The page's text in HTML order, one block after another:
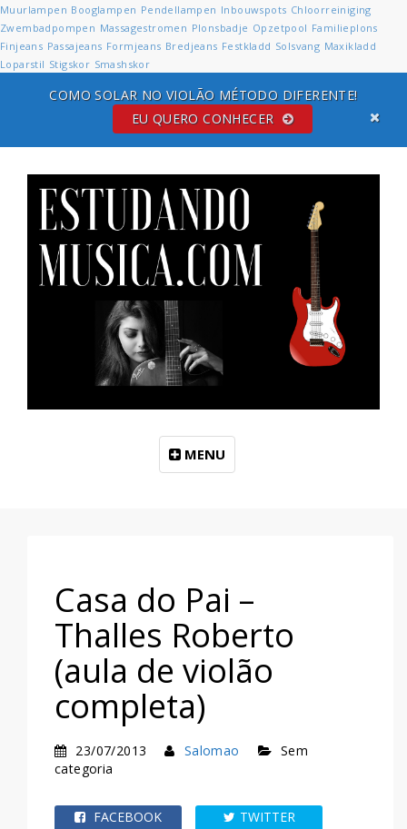
Muurlampen Booglampen Pendellampen Inbouwspots Chloorreiniging
Zwembadpompen Massagestromen Plonsbadje Opzetpool Familieplons
Finjeans Passajeans Formjeans Bredjeans Festkladd Solsvang Maxikladd
Loparstil Stigskor Smashskor
EU QUERO CONHECER
MENU
Casa do Pai –
Thalles Roberto
(aula de violão
completa)
23/07/2013 Salomao
Sem
categoria
FACEBOOK TWITTER